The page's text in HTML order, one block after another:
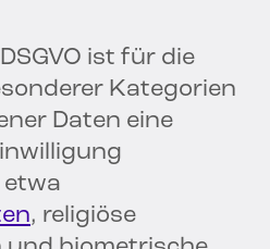
ist für die
Kategorien
Daten eine
etwa
, religiöse